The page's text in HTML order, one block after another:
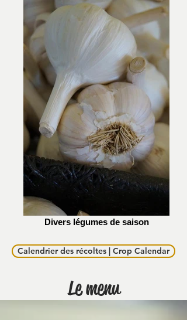
Divers légumes de saison
Calendrier des récoltes | Crop Calendar
Le menu